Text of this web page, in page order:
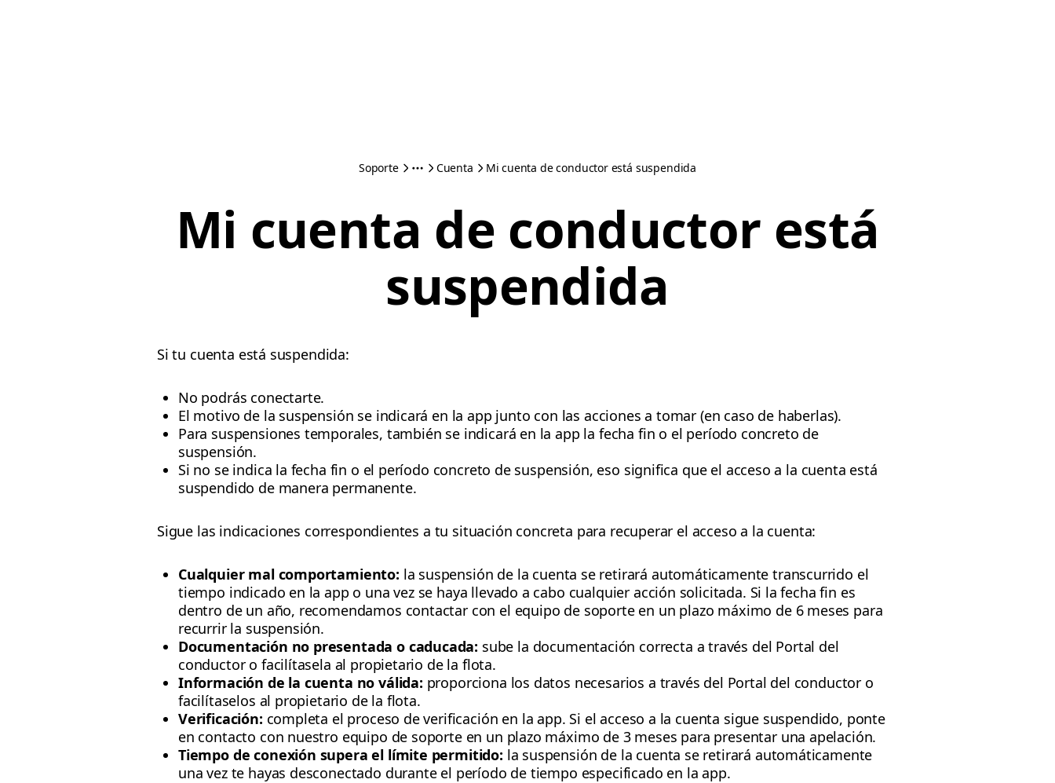
Soporte Cuenta Mi cuenta de conductor está suspendida
Mi cuenta de conductor está
suspendida
Si tu cuenta está suspendida:
No podrás conectarte.
El motivo de la suspensión se indicará en la app junto con las acciones a tomar (en caso de haberlas).
Para suspensiones temporales, también se indicará en la app la fecha fin o el período concreto de
suspensión.
Si no se indica la fecha fin o el período concreto de suspensión, eso significa que el acceso a la cuenta está
suspendido de manera permanente.
Sigue las indicaciones correspondientes a tu situación concreta para recuperar el acceso a la cuenta:
Cualquier mal comportamiento: la suspensión de la cuenta se retirará automáticamente transcurrido el
tiempo indicado en la app o una vez se haya llevado a cabo cualquier acción solicitada. Si la fecha fin es
dentro de un año, recomendamos contactar con el equipo de soporte en un plazo máximo de 6 meses para
recurrir la suspensión.
Documentación no presentada o caducada: sube la documentación correcta a través del Portal del
conductor o facilítasela al propietario de la flota.
Información de la cuenta no válida: proporciona los datos necesarios a través del Portal del conductor o
facilítaselos al propietario de la flota.
Verificación: completa el proceso de verificación en la app. Si el acceso a la cuenta sigue suspendido, ponte
en contacto con nuestro equipo de soporte en un plazo máximo de 3 meses para presentar una apelación.
Tiempo de conexión supera el límite permitido: la suspensión de la cuenta se retirará automáticamente
una vez te hayas desconectado durante el período de tiempo especificado en la app.